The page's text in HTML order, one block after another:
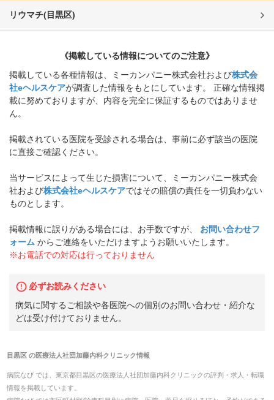
リウマチ(目黒区)
《掲載している情報についてのご注意》
掲載している各種情報は、ミーカンパニー株式会社および株式会
社eヘルスケアが調査した情報をもとにしています。 正確な情報掲
載に努めておりますが、内容を完全に保証するものではありませ
ん。
掲載されている医院を受診される場合は、事前に必ず該当の医院
に直接ご確認ください。
当サービスによって生じた損害について、ミーカンパニー株式会
社および株式会社eヘルスケアではその賠償の責任を一切負わない
ものとします。
掲載情報に誤りがある場合には、お手数ですが、
お問い合わせフ
ォーム からご連絡をいただけますようお願いいたします。
※お電話での対応は行っておりません
必ずお読みください
病気に関するご相談や各医院への個別のお問い合わせ・紹介な
どは受け付けておりません。
目黒区の医療法人社団加藤内科クリニック情報
病院なび では、 東京都目黒区の医療法人社団加藤内科クリニックの評判・求人・転職
情報を掲載しています。